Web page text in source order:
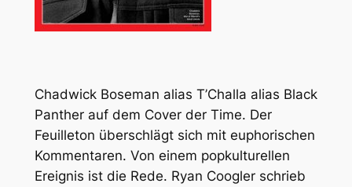
Chadwick Boseman alias T’Challa alias Black
Panther auf dem Cover der Time. Der
Feuilleton überschlägt sich mit euphorischen
Kommentaren. Von einem popkulturellen
Ereignis ist die Rede. Ryan Coogler schrieb